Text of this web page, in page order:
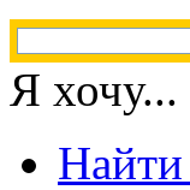
Я хочу...
Найти